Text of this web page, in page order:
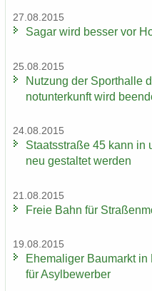
27.08.2015
Sagar wird bes­ser vor
25.08.2015
Nut­zung der Sport­hal­le
not­un­ter­kunft wird
24.08.2015
Staats­stra­ße 45 kann in
neu ge­stal­tet wer­den
21.08.2015
Freie Bahn für
19.08.2015
Ehe­ma­li­ger Bau­markt
für Asyl­be­wer­ber